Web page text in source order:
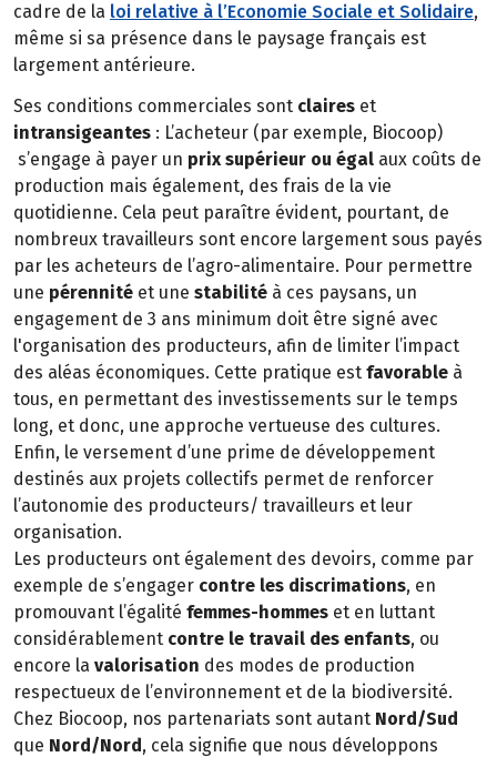
cadre de la loi relative à l’Economie Sociale et Solidaire,
même si sa présence dans le paysage français est
largement antérieure.
Ses conditions commerciales sont claires et
intransigeantes : L’acheteur (par exemple, Biocoop)
s’engage à payer un prix supérieur ou égal aux coûts de
production mais également, des frais de la vie
quotidienne. Cela peut paraître évident, pourtant, de
nombreux travailleurs sont encore largement sous payés
par les acheteurs de l’agro-alimentaire. Pour permettre
une pérennité et une stabilité à ces paysans, un
engagement de 3 ans minimum doit être signé avec
l'organisation des producteurs, afin de limiter l’impact
des aléas économiques. Cette pratique est favorable à
tous, en permettant des investissements sur le temps
long, et donc, une approche vertueuse des cultures.
Enfin, le versement d’une prime de développement
destinés aux projets collectifs permet de renforcer
l’autonomie des producteurs/ travailleurs et leur
organisation.
Les producteurs ont également des devoirs, comme par
exemple de s’engager contre les discrimations, en
promouvant l’égalité femmes-hommes et en luttant
considérablement contre le travail des enfants, ou
encore la valorisation des modes de production
respectueux de l’environnement et de la biodiversité.
Chez Biocoop, nos partenariats sont autant Nord/Sud
que Nord/Nord, cela signifie que nous développons